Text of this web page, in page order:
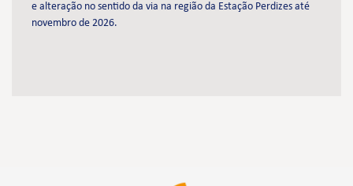
e alteração no sentido da via na região da Estação Perdizes até
novembro de 2026.